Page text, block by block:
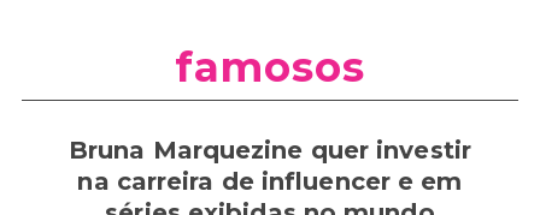
famosos
Bruna Marquezine quer investir
na carreira de influencer e em